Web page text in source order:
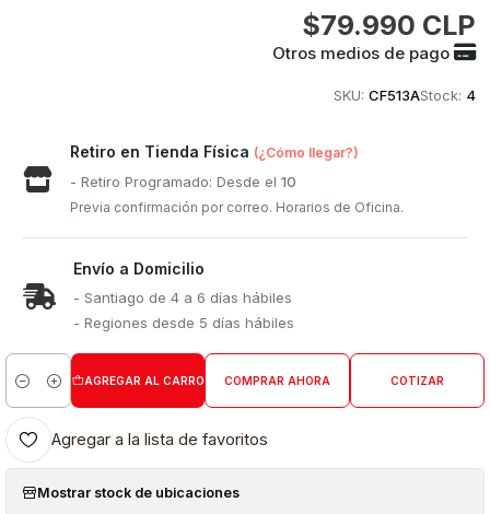
$79.990 CLP
Otros medios de pago
SKU: CF513AStock: 4
Retiro en Tienda Física (¿Cómo llegar?)
- Retiro Programado: Desde el10
Previa confirmación por correo. Horarios de Oficina.
Envío a Domicilio
- Santiago de 4 a 6 días hábiles
- Regiones desde 5 días hábiles
Cantidad
AGREGAR AL CARRO COMPRAR AHORA COTIZAR
Agregar a la lista de favoritos
Mostrar stock de ubicaciones